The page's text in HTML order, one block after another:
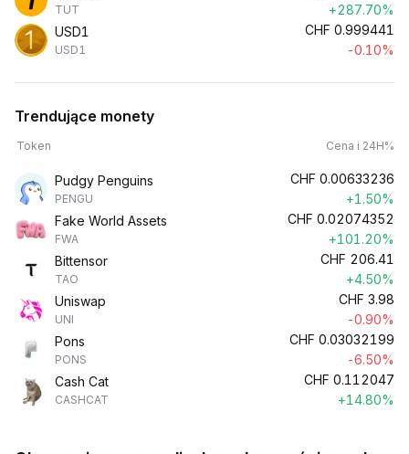
TUT
+287.70%
USD1
USD1
CHF 0.999441
-0.10%
Trendujące monety
Token Cena i 24H%
Pudgy Penguins
PENGU
CHF 0.00633236
+1.50%
Fake World Assets
FWA
CHF 0.02074352
+101.20%
Bittensor
TAO
CHF 206.41
+4.50%
Uniswap
UNI
CHF 3.98
-0.90%
Pons
PONS
CHF 0.03032199
-6.50%
Cash Cat
CASHCAT
CHF 0.112047
+14.80%